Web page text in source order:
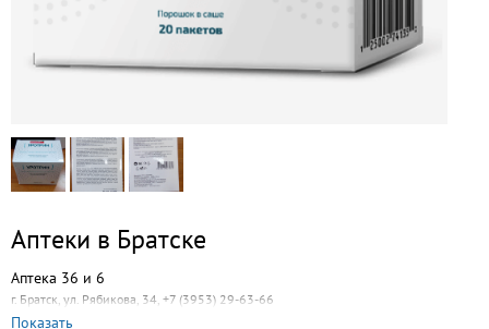
Аптеки в Братске
Аптека 36 и 6
г. Братск, ул. Рябикова, 34, +7 (3953) 29-63-66
Показать